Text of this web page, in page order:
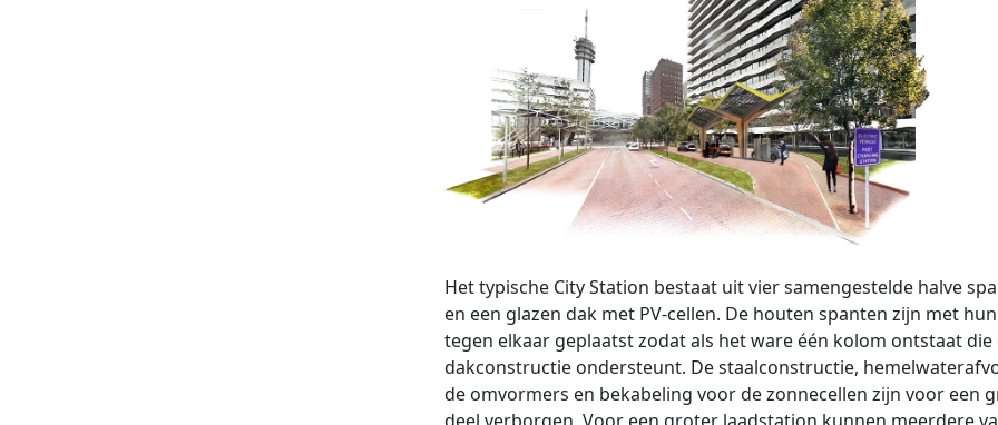
Het typische City Station bestaat uit vier samengestelde halve
en een glazen dak met PV-cellen. De houten spanten zijn met
tegen elkaar geplaatst zodat als het ware één kolom ontstaat die
dakconstructie ondersteunt. De staalconstructie,
de omvormers en bekabeling voor de zonnecellen zijn voor een